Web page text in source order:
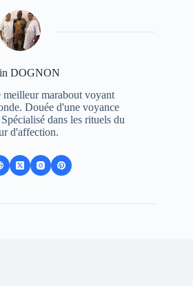
DOGNON
marabout voyant
Douée d'une voyance
dans les rituels du
d'affection.